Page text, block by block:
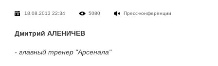
18.08.2013 22:34 5080 Пресс-конференции
Дмитрий АЛЕНИЧЕВ
- главный тренер "Арсенала"